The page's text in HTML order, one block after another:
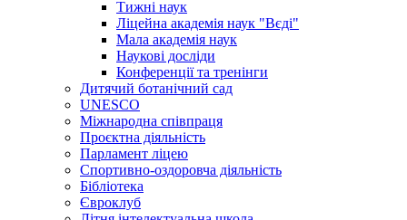
Тижні наук
Ліцейна академія наук "Вєді"
Мала академія наук
Наукові досліди
Конференції та тренінги
Дитячий ботанічний сад
UNESCO
Міжнародна співпраця
Проєктна діяльність
Парламент ліцею
Спортивно-оздоровча діяльність
Бібліотека
Євроклуб